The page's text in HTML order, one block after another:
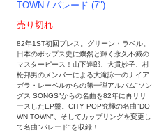
TOWN / パレード (7")
売り切れ
82年1ST初回プレス。グリーン・ラベル。
日本のポップス史に燦然と輝く永久不滅の
マスターピース！山下達郎、大貫妙子、村
松邦男のメンバーによる大滝詠一のナイア
ガラ・レーベルからの第一弾アルバム"ソン
グス SONGS"からの名曲を82年に再リリ
ースしたEP盤。CITY POP究極の名曲"DO
WN TOWN"、そしてカップリングを変更し
て名曲"パレード"を収録！